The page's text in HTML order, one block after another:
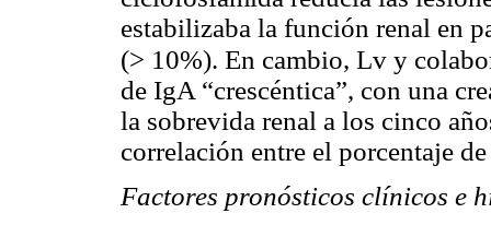
estabilizaba la función renal en
(> 10%). En cambio, Lv y
de IgA “crescéntica”, con una
la sobrevida renal a los cinco
correlación entre el porcentaje
Factores pronósticos clínicos e